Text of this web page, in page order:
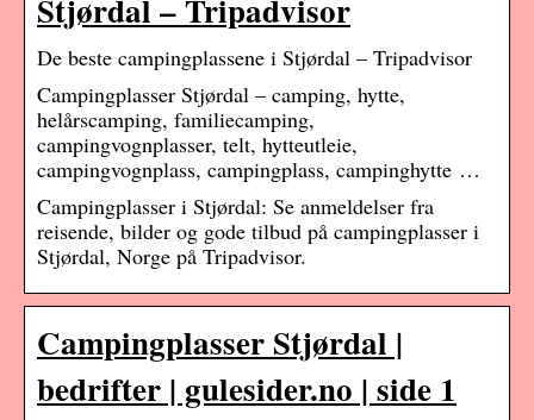
Stjørdal – Tripadvisor
De beste campingplassene i Stjørdal – Tripadvisor
Campingplasser Stjørdal – camping, hytte,
helårscamping, familiecamping,
campingvognplasser, telt, hytteutleie,
campingvognplass, campingplass, campinghytte …
Campingplasser i Stjørdal: Se anmeldelser fra
reisende, bilder og gode tilbud på campingplasser i
Stjørdal, Norge på Tripadvisor.
Campingplasser Stjørdal |
bedrifter | gulesider.no | side 1